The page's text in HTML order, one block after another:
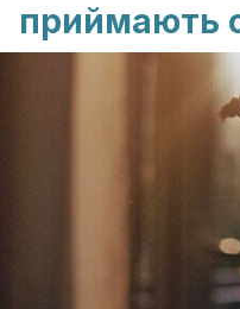
приймають